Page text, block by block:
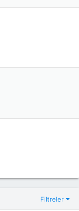
Filtreler